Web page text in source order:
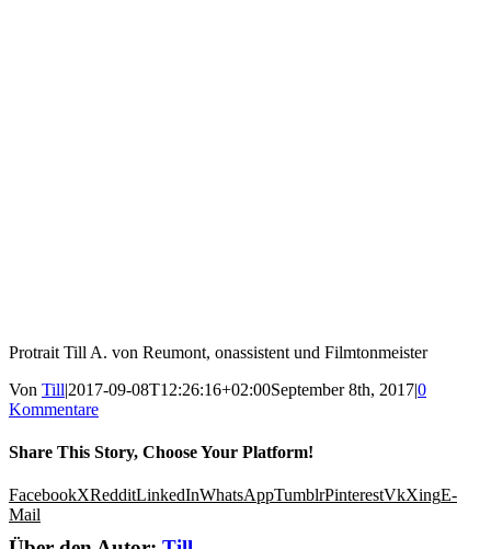
Protrait Till A. von Reumont, onassistent und Filmtonmeister
Von Till|2017-09-08T12:26:16+02:00September 8th, 2017|0
Kommentare
Share This Story, Choose Your Platform!
FacebookXRedditLinkedInWhatsAppTumblrPinterestVkXingE-
Mail